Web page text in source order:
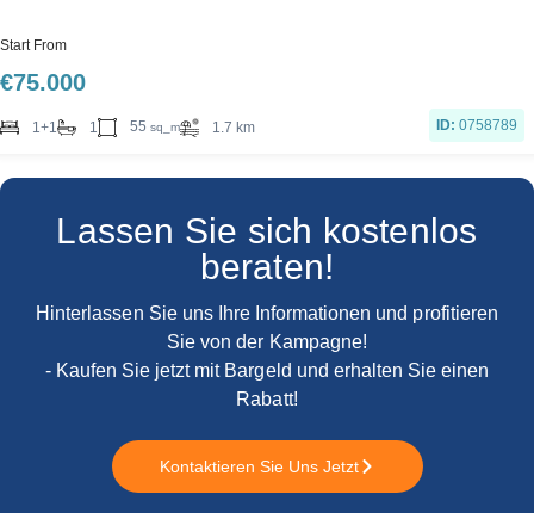
Start From
€75.000
1+1 1 55 sq_m 1.7 km ID: 0758789
Lassen Sie sich kostenlos
beraten!
Hinterlassen Sie uns Ihre Informationen und profitieren
Sie von der Kampagne!
- Kaufen Sie jetzt mit Bargeld und erhalten Sie einen
Rabatt!
Kontaktieren Sie Uns Jetzt